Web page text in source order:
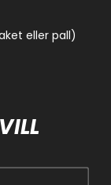
eller pall)